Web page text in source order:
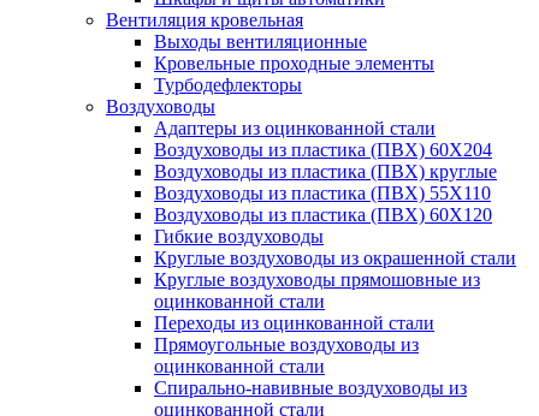
Вентиляция кровельная
Выходы вентиляционные
Кровельные проходные элементы
Турбодефлекторы
Воздуховоды
Адаптеры из оцинкованной стали
Воздуховоды из пластика (ПВХ) 60Х204
Воздуховоды из пластика (ПВХ) круглые
Воздуховоды из пластика (ПВХ) 55Х110
Воздуховоды из пластика (ПВХ) 60Х120
Гибкие воздуховоды
Круглые воздуховоды из окрашенной стали
Круглые воздуховоды прямошовные из
оцинкованной стали
Переходы из оцинкованной стали
Прямоугольные воздуховоды из
оцинкованной стали
Спирально-навивные воздуховоды из
оцинкованной стали